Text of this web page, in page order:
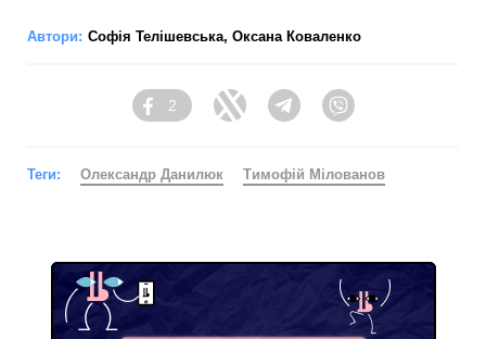
Автори: Софія Телішевська, Оксана Коваленко
Facebook
2
Twitter TelegramViber
Теги: Олександр Данилюк Тимофій Мілованов